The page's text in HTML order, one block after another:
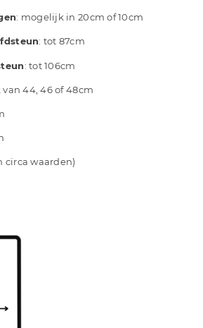
: mogelijk in 20cm of 10cm
: tot 87cm
: tot 106cm
44, 46 of 48cm
circa waarden)